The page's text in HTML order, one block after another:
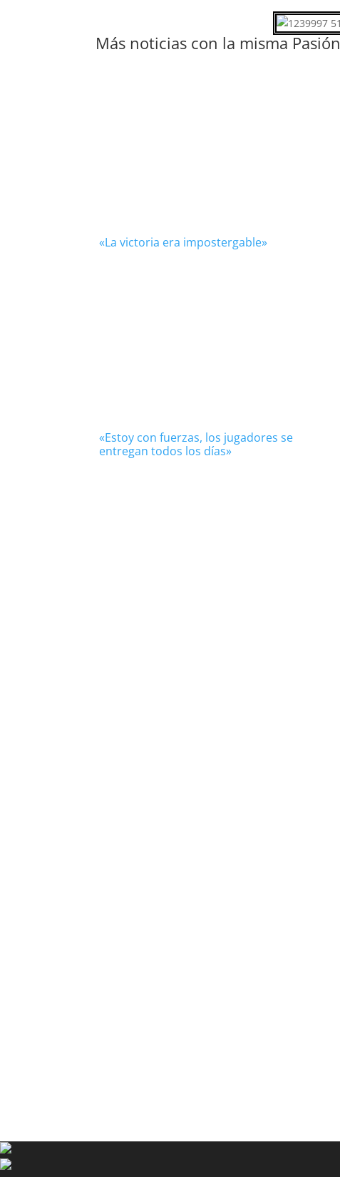
Más noticias con la misma Pasión
«La victoria era impostergable»
«Estoy con fuerzas, los jugadores se
entregan todos los días»